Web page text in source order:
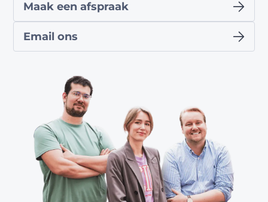
Maak een afspraak
Email ons